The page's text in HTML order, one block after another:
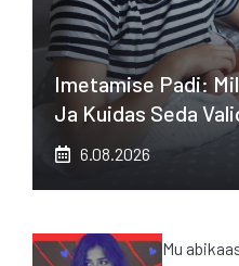
Imetamise Padi:
Ja Kuidas Seda
6.08.2026
Mu